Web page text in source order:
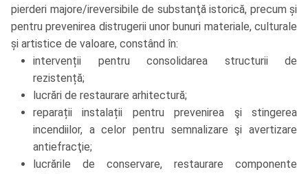
pierderi majore/ireversibile de substanţă istorică, precum și
pentru prevenirea distrugerii unor bunuri materiale, culturale
și artistice de valoare, constând în:
intervenții pentru consolidarea structurii de
rezistență;
lucrări de restaurare arhitectură;
reparații instalații pentru prevenirea şi stingerea
incendiilor, a celor pentru semnalizare şi avertizare
antiefracţie;
lucrările de conservare, restaurare componente